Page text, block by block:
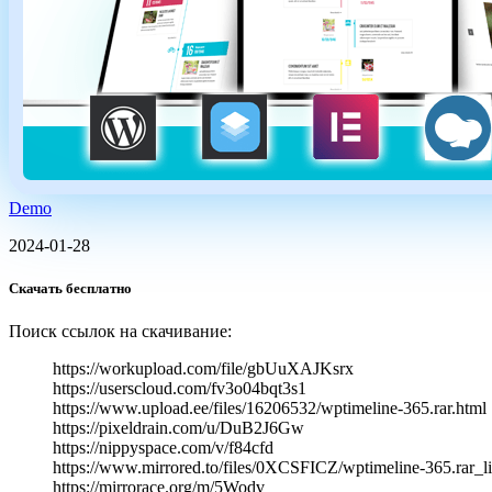
Demo
2024-01-28
Скачать бесплатно
Поиск ссылок на скачивание:
https://workupload.com/file/gbUuXAJKsrx
https://userscloud.com/fv3o04bqt3s1
https://www.upload.ee/files/16206532/wptimeline-365.rar.html
https://pixeldrain.com/u/DuB2J6Gw
https://nippyspace.com/v/f84cfd
https://www.mirrored.to/files/0XCSFICZ/wptimeline-
https://mirrorace.org/m/5Wodv